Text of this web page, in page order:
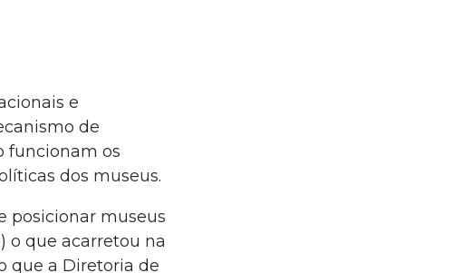
e
de
funcionam os
dos museus.
posicionar museus
o que acarretou na
que a Diretoria de